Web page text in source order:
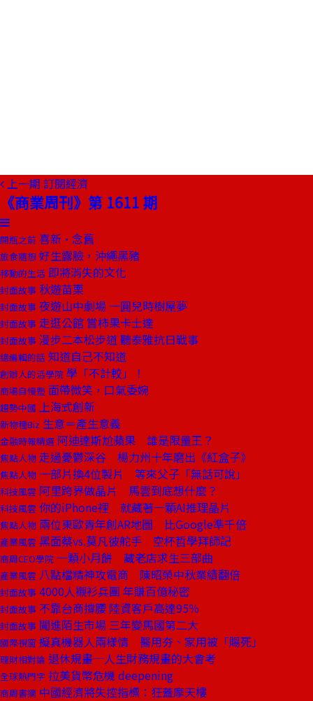
上一期 訂閱經濟
《商業周刊》第 1611 期
開瓶之前 喜新•念舊
旅食隨想 好生露臉，沖繩黑豬
移動的生活 即將消失的文化
封面故事 秋遊苗栗
封面故事 夜遊山中劇場 一圓兒時樹屋夢
封面故事 走逛公館 嘗柿果卡士達
封面故事 漫步二本松步道 聽泰雅抗日戰事
總編輯的話 知道自己不知道
創辦人的活學院 學「不計較」！
商場自慢塾 面帶微笑，口氣委婉
趨勢中國 上海式創新
新物種Biz 生意＝產生意義
金融時報精選 阿迪達斯尬蘋果 誰是限量王？
焦點人物 走過憂鬱深谷 楊力州十年磨出《紅盒子》
焦點人物 一部片換4位製片 等來父子「無話可說」
科技風雲 阿里跨界做晶片 馬雲到底想什麼？
科技風雲 你的iPhone裡 就藏著一顆AI推理晶片
焦點人物 兩位東歐青年創AR地圖 比Google準千倍
產業風雲 黑面蔡vs.莫凡彼舵手 空杯哲學拜師記
商周CEO學院 一顆小月餅 藏老店求生三部曲
產業風雲 八點檔精神攻電商 陳昭榮中秋業績翻倍
封面故事 4000人襯衫兵團 年賺百億秘密
封面故事 不靠台商撐腰 陸資客戶高達95％
封面故事 闖進陌生市場 三年變馬國第二大
國際視窗 擬真機器人兩樣情 醫用夯、家用被「賜死」
理財相對論 退休規畫─人生財務規畫的大會考
全球熱門字 拉美貨幣危機 deepening
商周書摘 中國經濟將失控指標：狂蓋摩天樓